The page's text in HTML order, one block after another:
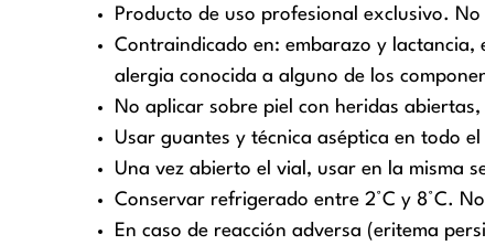
Producto de uso profesional exclusivo.
Contraindicado en: embarazo y
alergia conocida a alguno de los
No aplicar sobre piel con heridas
Usar guantes y técnica aséptica en todo
Una vez abierto el vial, usar en la misma
Conservar refrigerado entre 2°C y 8°C.
En caso de reacción adversa (eritema